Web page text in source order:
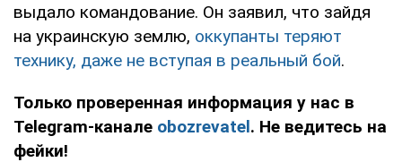
выдало командование. Он заявил, что зайдя
на украинскую землю, оккупанты теряют
технику, даже не вступая в реальный бой.
Только проверенная информация у нас в
Telegram-канале obozrevatel. Не ведитесь на
фейки!